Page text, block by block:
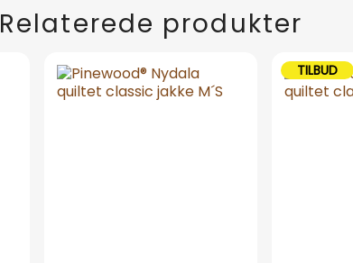
Relaterede produkter
TILBUD